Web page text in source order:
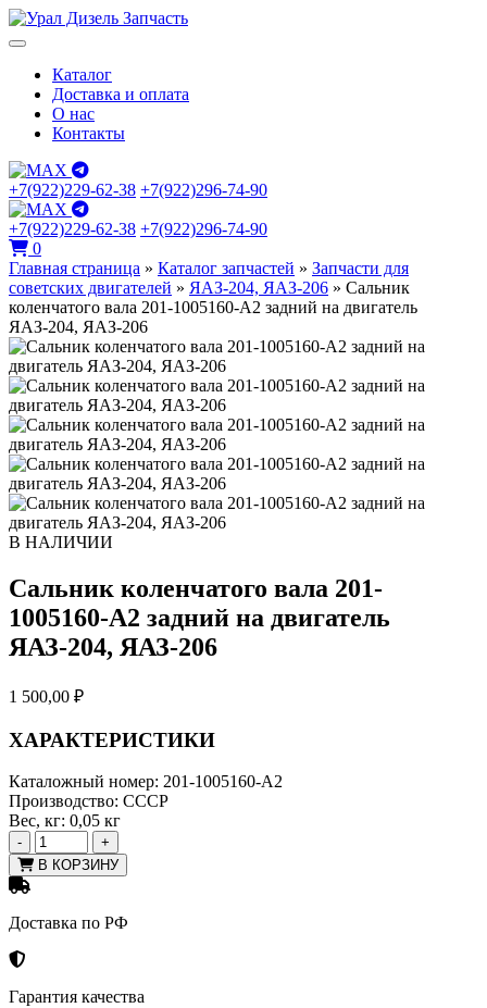
Каталог
Доставка и оплата
О нас
Контакты
+7(922)229-62-38 +7(922)296-74-90
+7(922)229-62-38 +7(922)296-74-90
0
Главная страница » Каталог запчастей » Запчасти для
советских двигателей » ЯАЗ-204, ЯАЗ-206 » Сальник
коленчатого вала 201-1005160-А2 задний на двигатель
ЯАЗ-204, ЯАЗ-206
В НАЛИЧИИ
Сальник коленчатого вала 201-
1005160-А2 задний на двигатель
ЯАЗ-204, ЯАЗ-206
1 500,00 ₽
ХАРАКТЕРИСТИКИ
Каталожный номер: 201-1005160-А2
Производство: СССР
Вес, кг: 0,05 кг
-
+
В КОРЗИНУ
Доставка по РФ
Гарантия качества